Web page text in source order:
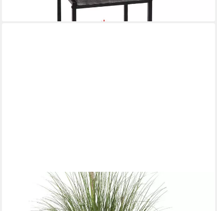
PFLANZWERK®
Pflanzkübel CUBE Premium Fiberglas Blumenkübel
Frostbeständig mit Lotus-Effekt, Lotus-Effekt - Handgefertigt -